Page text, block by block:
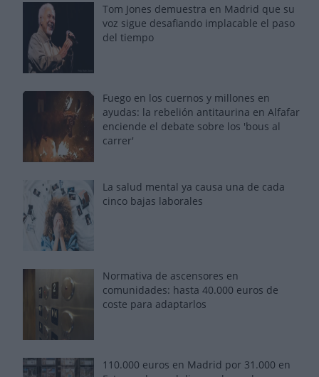
Tom Jones demuestra en Madrid que su
voz sigue desafiando implacable el paso
del tiempo
Fuego en los cuernos y millones en
ayudas: la rebelión antitaurina en Alfafar
enciende el debate sobre los 'bous al
carrer'
La salud mental ya causa una de cada
cinco bajas laborales
Normativa de ascensores en
comunidades: hasta 40.000 euros de
coste para adaptarlos
110.000 euros en Madrid por 31.000 en